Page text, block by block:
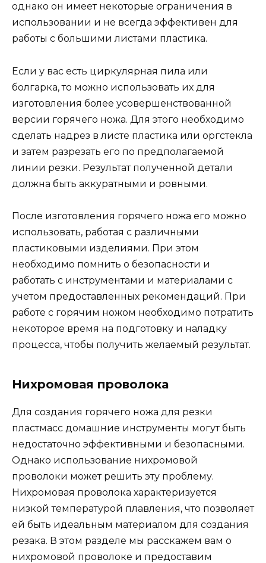
однако он имеет некоторые ограничения в
использовании и не всегда эффективен для
работы с большими листами пластика.
Если у вас есть циркулярная пила или
болгарка, то можно использовать их для
изготовления более усовершенствованной
версии горячего ножа. Для этого необходимо
сделать надрез в листе пластика или оргстекла
и затем разрезать его по предполагаемой
линии резки. Результат полученной детали
должна быть аккуратными и ровными.
После изготовления горячего ножа его можно
использовать, работая с различными
пластиковыми изделиями. При этом
необходимо помнить о безопасности и
работать с инструментами и материалами с
учетом предоставленных рекомендаций. При
работе с горячим ножом необходимо потратить
некоторое время на подготовку и наладку
процесса, чтобы получить желаемый результат.
Нихромовая проволока
Для создания горячего ножа для резки
пластмасс домашние инструменты могут быть
недостаточно эффективными и безопасными.
Однако использование нихромовой
проволоки может решить эту проблему.
Нихромовая проволока характеризуется
низкой температурой плавления, что позволяет
ей быть идеальным материалом для создания
резака. В этом разделе мы расскажем вам о
нихромовой проволоке и предоставим